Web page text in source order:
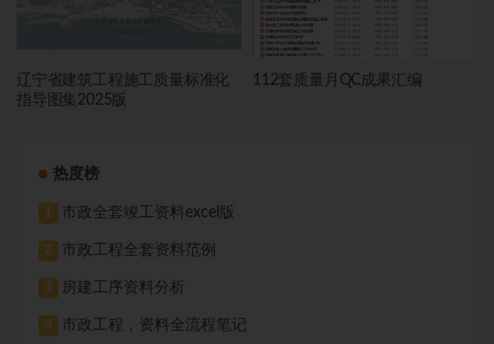
辽宁省建筑工程施工质量标准化
指导图集2025版
112套质量月QC成果汇编
热度榜
1 市政全套竣工资料excel版
2 市政工程全套资料范例
3 房建工序资料分析
4 市政工程，资料全流程笔记